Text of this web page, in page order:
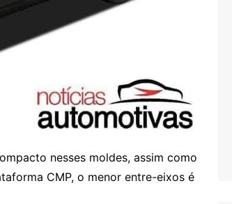
nesses moldes, assim como
CMP, o menor entre-eixos é